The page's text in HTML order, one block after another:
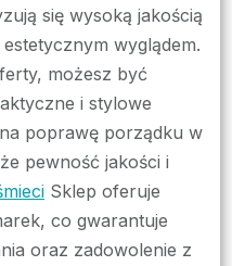
się wysoką jakością
wyglądem.
możesz być
i stylowe
poprawę porządku w
pewność jakości i
Sklep oferuje
co gwarantuje
oraz zadowolenie z